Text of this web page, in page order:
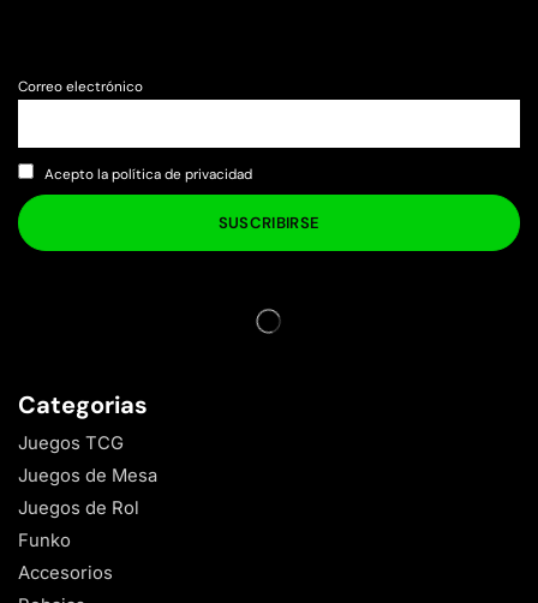
Correo electrónico
Acepto la política de privacidad
Categorias
Juegos TCG
Juegos de Mesa
Juegos de Rol
Funko
Accesorios